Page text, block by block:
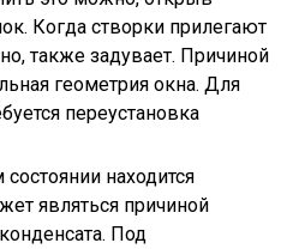
Когда створки прилегают
также задувает. Причиной
геометрия окна. Для
переустановка
находится
являться причиной
Под